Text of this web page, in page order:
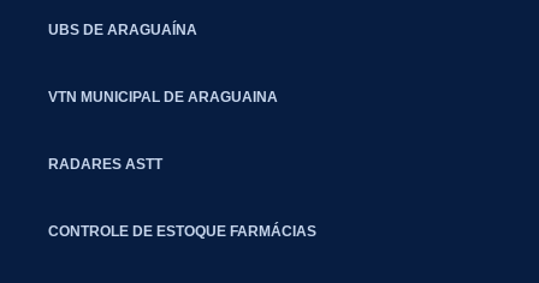
UBS DE ARAGUAÍNA
VTN MUNICIPAL DE ARAGUAINA
RADARES ASTT
CONTROLE DE ESTOQUE FARMÁCIAS